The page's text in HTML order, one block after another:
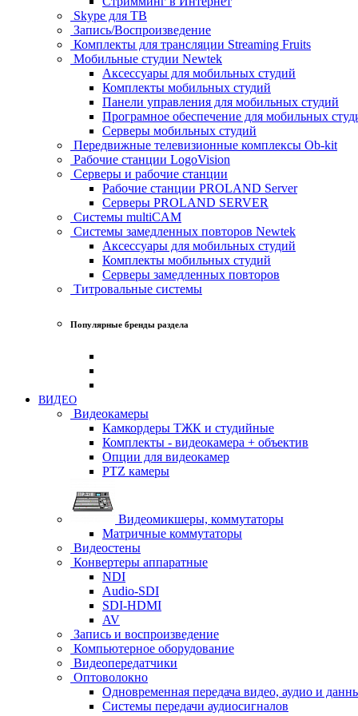
Skype для ТВ
Запись/Воспроизведение
Комплекты для трансляции Streaming Fruits
Мобильные студии Newtek
Аксессуары для мобильных студий
Комплекты мобильных студий
Панели управления для мобильных студий
Програмное обеспечение для мобильных
Серверы мобильных студий
Передвижные телевизионные комплексы Ob-kit
Рабочие станции LogoVision
Серверы и рабочие станции
Рабочие станции PROLAND Server
Серверы PROLAND SERVER
Системы multiCAM
Системы замедленных повторов Newtek
Аксессуары для мобильных студий
Комплекты мобильных студий
Серверы замедленных повторов
Титровальные системы
Популярные бренды раздела
ВИДЕО
Видеокамеры
Камкордеры ТЖК и студийные
Комплекты - видеокамера + объектив
Опции для видеокамер
PTZ камеры
Видеомикшеры, коммутаторы
Матричные коммутаторы
Видеостены
Конвертеры аппаратные
NDI
Audio-SDI
SDI-HDMI
AV
Запись и воспроизведение
Компьютерное оборудование
Видеопередатчики
Оптоволокно
Одновременная передача видео, аудио и
Системы передачи аудиосигналов